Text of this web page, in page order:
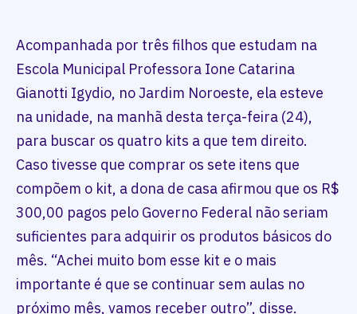
Acompanhada por três filhos que estudam na
Escola Municipal Professora Ione Catarina
Gianotti Igydio, no Jardim Noroeste, ela esteve
na unidade, na manhã desta terça-feira (24),
para buscar os quatro kits a que tem direito.
Caso tivesse que comprar os sete itens que
compõem o kit, a dona de casa afirmou que os R$
300,00 pagos pelo Governo Federal não seriam
suficientes para adquirir os produtos básicos do
mês. “Achei muito bom esse kit e o mais
importante é que se continuar sem aulas no
próximo mês, vamos receber outro”, disse.